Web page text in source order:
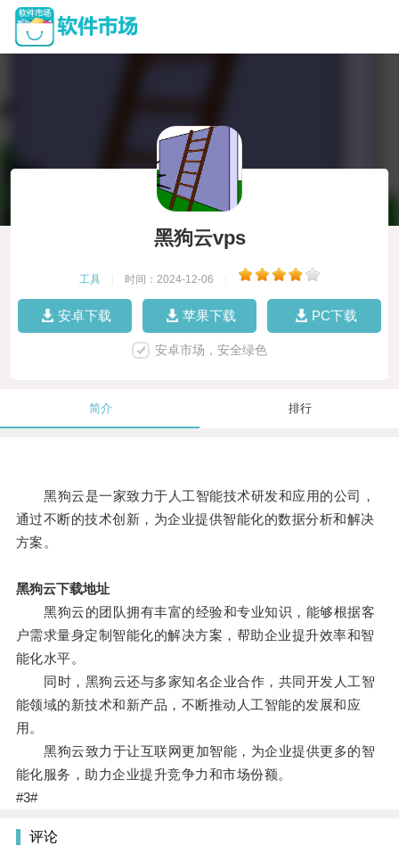
黑狗云vps
工具 时间：2024-12-06
安卓下载 苹果下载 PC下载
安卓市场，安全绿色
简介 排行
黑狗云是一家致力于人工智能技术研发和应用的公司，
通过不断的技术创新，为企业提供智能化的数据分析和解决
方案。
黑狗云下载地址
黑狗云的团队拥有丰富的经验和专业知识，能够根据客
户需求量身定制智能化的解决方案，帮助企业提升效率和智
能化水平。
同时，黑狗云还与多家知名企业合作，共同开发人工智
能领域的新技术和新产品，不断推动人工智能的发展和应
用。
黑狗云致力于让互联网更加智能，为企业提供更多的智
能化服务，助力企业提升竞争力和市场份额。
#3#
评论